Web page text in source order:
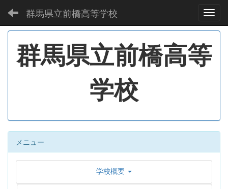
群馬県立前橋高等学校
群馬県立前橋高等
学校
メニュー
学校概要